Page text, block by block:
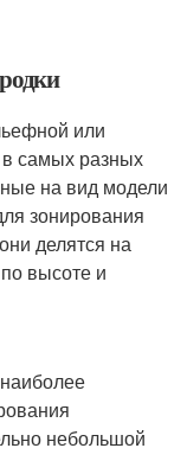
или
самых разных
на вид модели
зонирования
делятся на
высоте и
небольшой